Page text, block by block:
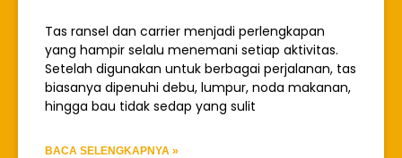
Tas ransel dan carrier menjadi perlengkapan
yang hampir selalu menemani setiap aktivitas.
Setelah digunakan untuk berbagai perjalanan, tas
biasanya dipenuhi debu, lumpur, noda makanan,
hingga bau tidak sedap yang sulit
BACA SELENGKAPNYA »